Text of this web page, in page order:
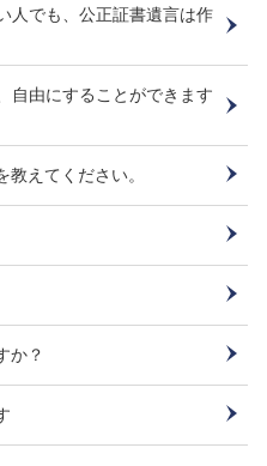
人でも、公正証書遺言は作
自由にすることができます
えてください。
か？